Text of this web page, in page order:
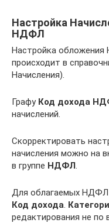
Настройка
НДФЛ
Настройка обложения
происходит в
Начисления).
Графу Код дохода
начислений.
Скорректировать
начисления можно на
в группе НДФЛ
Для облагаемых НДФЛ
Код дохода
редактирования не по